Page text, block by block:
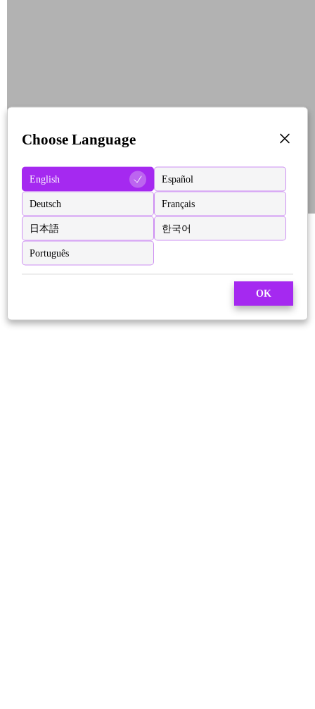
Choose Language
English Español
Deutsch Français
日本語 한국어
Português
OK